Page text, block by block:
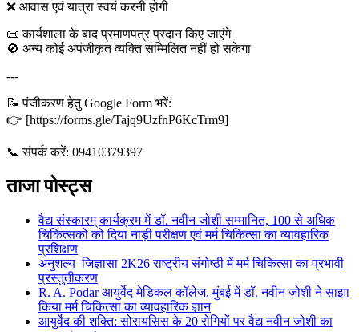
❌ आवास एवं यात्रा स्वयं करनी होगी
📜 कार्यशाला के बाद प्रमाणपत्र प्रदान किए जाएंगे
🚫 अन्य कोई अपंजीकृत व्यक्ति सम्मिलित नहीं हो सकेगा
---
📝 पंजीकरण हेतु Google Form भरें:
👉 [https://forms.gle/Tajq9UzfnP6KcTrm9]
📞 संपर्क करें: 09410379397
ताजा पोस्ट्स
वैद्य संस्कारम् कार्यक्रम में डॉ. नवीन जोशी सम्मानित, 100 से अधिक
चिकित्सकों को दिया नाड़ी परीक्षण एवं मर्म चिकित्सा का व्यावहारिक
प्रशिक्षण
अनुशल्य–जिज्ञासा 2K26 राष्ट्रीय संगोष्ठी में मर्म चिकित्सा का प्रभावी
प्रस्तुतीकरण
R. A. Podar आयुर्वेद मेडिकल कॉलेज, मुंबई में डॉ. नवीन जोशी ने साझा
किया मर्म चिकित्सा का व्यावहारिक ज्ञान
आयुर्वेद की शक्ति: सोरायसिस के 20 रोगियों पर वैद्य नवीन जोशी का